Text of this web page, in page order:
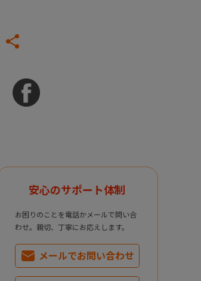
安心のサポート体制
お困りのことを電話かメールで問い合
わせ。親切、丁寧にお応えします。
メールでお問い合わせ